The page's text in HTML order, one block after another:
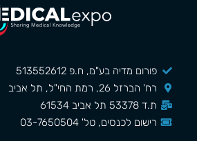
פורום מדיה בע"מ, ח.פ 513552612
רח' הברזל 26, רמת החי"ל, תל אביב
ת.ד 53378 תל אביב 61534
רישום לכנסים, טל' 03-7650504